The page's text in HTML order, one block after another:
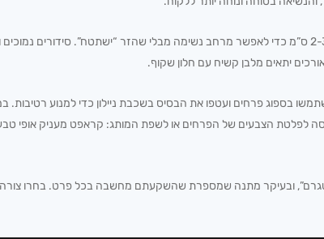
לבחירה נכונה התחילו מהזר: מדדו בקירוב את קוטר הראש ואת גובה השזירה, ובחרו קופסה רחבה ממנו ב-2-3 ס”מ כדי לאפשר מרחב נשימה מבלי שהזר
יתאים מלבן קשיח עם חלון שקוף.
בספוג פרחים ועטפו את הבסיס בשכבת ניילון כדי למנוע רטיבות.
לפלטת הצבעים של הפרחים או לשפת המותג: קראפט מעניק אופי
ובעיקר מתנה שמספרת שהשקעתם מחשבה בכל פרט. בחרו צורה,